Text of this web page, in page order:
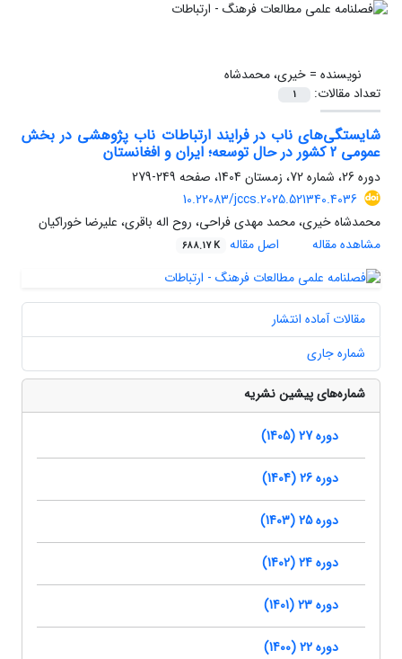
نویسنده =خیری، محمدشاه
تعداد مقالات:
1
شایستگی‌های ناب در فرایند ارتباطات ناب پژوهشی در بخش
عمومی 2 کشور در حال توسعه؛ ایران و افغانستان
دوره 26، شماره 72، زمستان 1404، صفحه
249-279
10.22083/jccs.2025.521340.4036
محمدشاه خیری، محمد مهدی فراحی، روح اله باقری، علیرضا خوراکیان
مشاهده مقاله
اصل مقاله 688.17 K
مقالات آماده انتشار
شماره جاری
شماره‌های پیشین نشریه
دوره 27 (1405)
دوره 26 (1404)
دوره 25 (1403)
دوره 24 (1402)
دوره 23 (1401)
دوره 22 (1400)